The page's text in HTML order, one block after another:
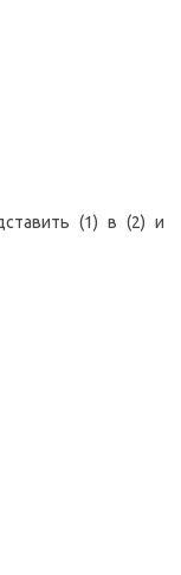
(1) в (2) и